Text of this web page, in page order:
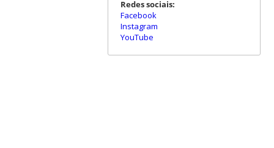
Redes sociais:
Facebook
Instagram
YouTube